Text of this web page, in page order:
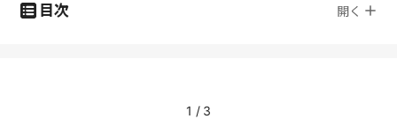
目次 開く
1 / 3